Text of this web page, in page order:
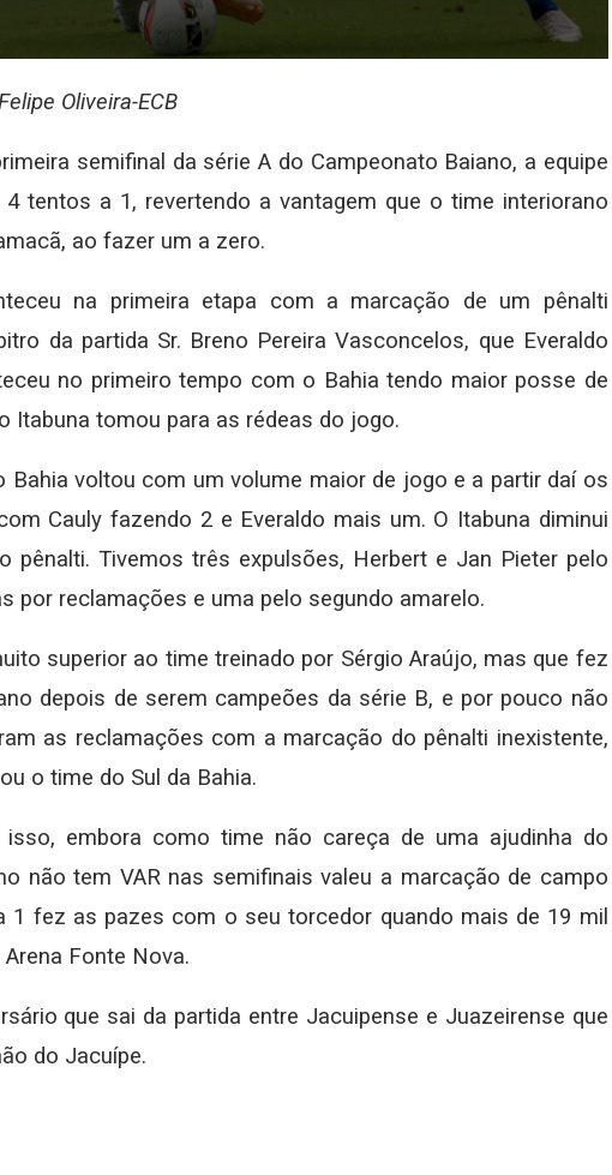
Oliveira-ECB
semifinal da série A do Campeonato Baiano, a equipe
tentos a 1, revertendo a vantagem que o time interiorano
ao fazer um a zero.
na primeira etapa com a marcação de um pênalti
da partida Sr. Breno Pereira Vasconcelos, que Everaldo
no primeiro tempo com o Bahia tendo maior posse de
Itabuna tomou para as rédeas do jogo.
Bahia voltou com um volume maior de jogo e a partir daí os
Cauly fazendo 2 e Everaldo mais um. O Itabuna diminui
pênalti. Tivemos três expulsões, Herbert e Jan Pieter pelo
por reclamações e uma pelo segundo amarelo.
superior ao time treinado por Sérgio Araújo, mas que fez
depois de serem campeões da série B, e por pouco não
as reclamações com a marcação do pênalti inexistente,
o time do Sul da Bahia.
embora como time não careça de uma ajudinha do
não tem VAR nas semifinais valeu a marcação de campo
1 fez as pazes com o seu torcedor quando mais de 19 mil
Fonte Nova.
que sai da partida entre Jacuipense e Juazeirense que
do Jacuípe.